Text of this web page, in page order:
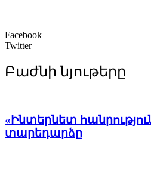
Facebook
Twitter
Բաժնի նյութերը
«Ինտերնետ
տարեդարձը